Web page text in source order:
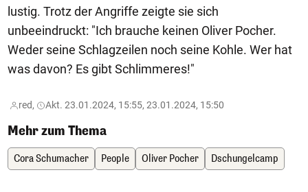
lustig. Trotz der Angriffe zeigte sie sich
unbeeindruckt: "Ich brauche keinen Oliver Pocher.
Weder seine Schlagzeilen noch seine Kohle. Wer hat
was davon? Es gibt Schlimmeres!"
red, Akt. 23.01.2024, 15:55, 23.01.2024, 15:50
Mehr zum Thema
Cora Schumacher People Oliver Pocher Dschungelcamp